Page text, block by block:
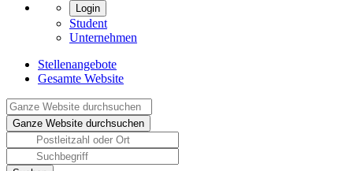
Login
Student
Unternehmen
Stellenangebote
Gesamte Website